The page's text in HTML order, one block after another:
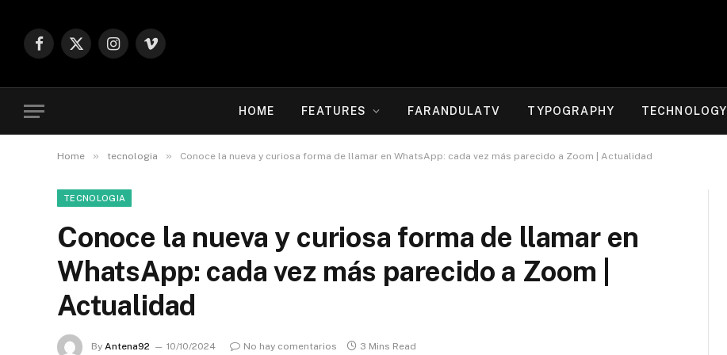
Facebook
X
Instagram
Vimeo
HOME FEATURES FARANDULATV TYPOGRAPHY TECHNOLOGY
Home » tecnologia » Conoce la nueva y curiosa forma de llamar en WhatsApp: cada vez más parecido a Zoom | Actualidad
TECNOLOGIA
Conoce la nueva y curiosa forma de llamar en
WhatsApp: cada vez más parecido a Zoom |
Actualidad
By Antena92 10/10/2024 No hay comentarios 3 Mins Read